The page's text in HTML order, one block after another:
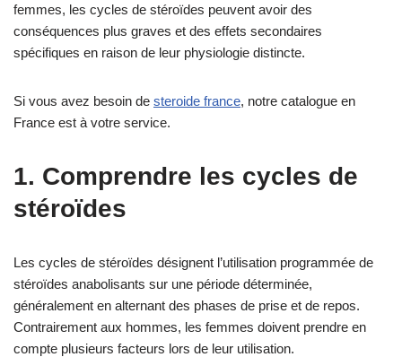
femmes, les cycles de stéroïdes peuvent avoir des
conséquences plus graves et des effets secondaires
spécifiques en raison de leur physiologie distincte.
Si vous avez besoin de steroide france, notre catalogue en
France est à votre service.
1. Comprendre les cycles de
stéroïdes
Les cycles de stéroïdes désignent l’utilisation programmée de
stéroïdes anabolisants sur une période déterminée,
généralement en alternant des phases de prise et de repos.
Contrairement aux hommes, les femmes doivent prendre en
compte plusieurs facteurs lors de leur utilisation.